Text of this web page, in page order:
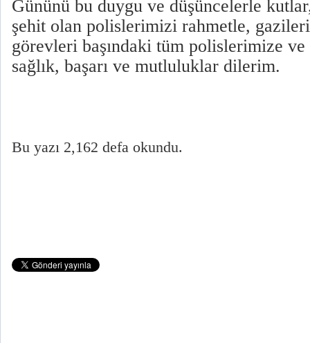
Gününü bu duygu ve düşüncelerle
şehit olan polislerimizi rahmetle,
görevleri başındaki tüm polislerimize
sağlık, başarı ve mutluluklar dilerim.
Bu yazı 2,162 defa okundu.